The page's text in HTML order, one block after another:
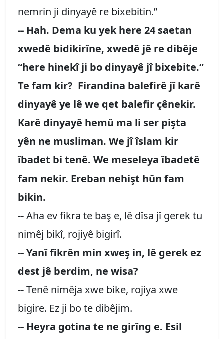
nemrin ji dinyayê re bixebitin.”
-- Hah. Dema ku yek here 24 saetan
xwedê bidikirîne, xwedê jê re dibêje
“here hinekî ji bo dinyayê jî bixebite.”
Te fam kir? Firandina balefirê jî karê
dinyayê ye lê we qet balefir çênekir.
Karê dinyayê hemû ma li ser pişta
yên ne musliman. We jî îslam kir
îbadet bi tenê. We meseleya îbadetê
fam nekir. Ereban nehişt hûn fam
bikin.
-- Aha ev fikra te baş e, lê dîsa jî gerek tu
nimêj bikî, rojiyê bigirî.
-- Yanî fikrên min xweş in, lê gerek ez
dest jê berdim, ne wisa?
-- Tenê nimêja xwe bike, rojiya xwe
bigire. Ez ji bo te dibêjim.
-- Heyra gotina te ne girîng e. Esil